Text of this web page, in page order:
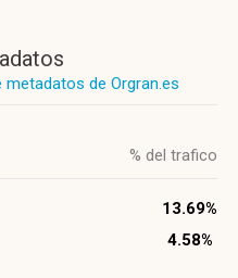
de Orgran.es
% del trafico
13.69%
4.58%